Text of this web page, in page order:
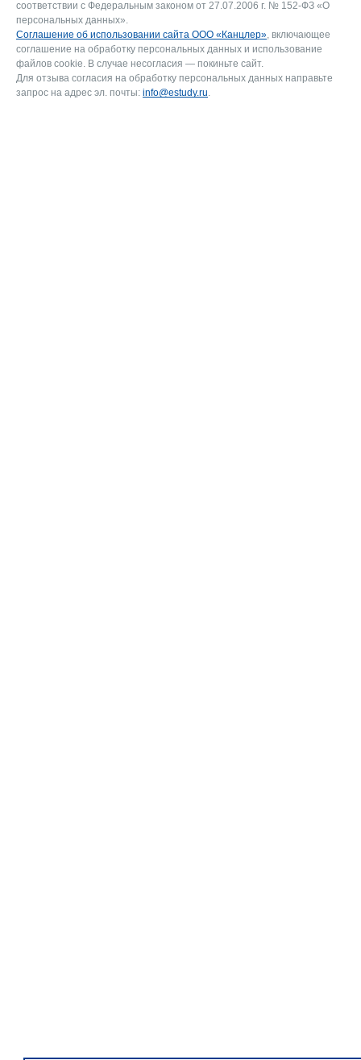
соответствии с Федеральным законом от 27.07.2006 г. № 152-ФЗ «О
персональных данных».
Соглашение об использовании сайта ООО «Канцлер», включающее
соглашение на обработку персональных данных и использование
файлов cookie. В случае несогласия — покиньте сайт.
Для отзыва согласия на обработку персональных данных направьте
запрос на адрес эл. почты: info@estudy.ru.